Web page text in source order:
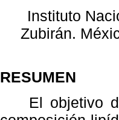
Instituto
Zubirán.
RESUMEN
El objetivo